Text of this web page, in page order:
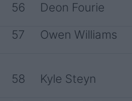
56 Deon Fourie
57
Owen Williams
58 Kyle Steyn